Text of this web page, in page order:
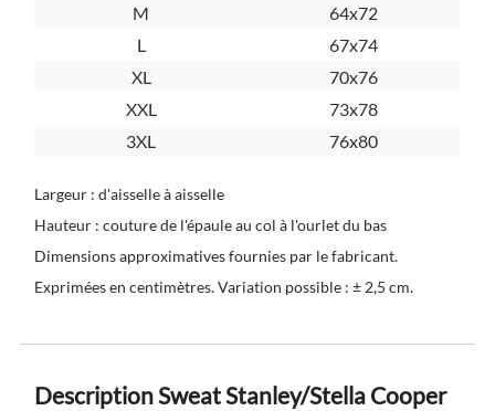
M
64x72
L
67x74
XL
70x76
XXL
73x78
3XL
76x80
Largeur : d'aisselle à aisselle
Hauteur : couture de l'épaule au col à l'ourlet du bas
Dimensions approximatives fournies par le fabricant.
Exprimées en centimètres. Variation possible : ± 2,5 cm.
Description Sweat Stanley/Stella Cooper